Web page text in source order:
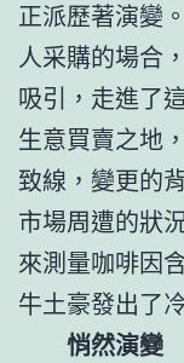
正派歷著演變
人采購的場合
吸引，走進了
生意買賣之地
致線，變更的
市場周遭的狀
來測量咖啡因
牛土豪發出了
悄然演變